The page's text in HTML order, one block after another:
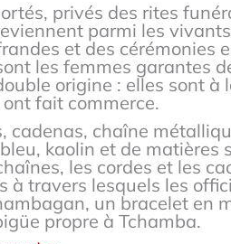
privés des rites
parmi les
et des cérémonies
les femmes garantes
origine : elles sont à
fait commerce.
cadenas, chaîne
kaolin et de matières
les cordes et les
à travers lesquels les
un bracelet en
propre à Tchamba.